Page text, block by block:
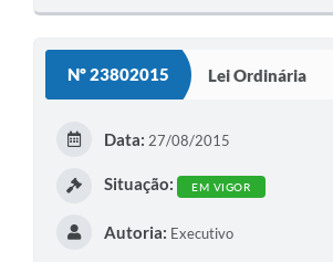
Nº 23802015 Lei Ordinária
Data: 27/08/2015
Situação: EM VIGOR
Autoria: Executivo